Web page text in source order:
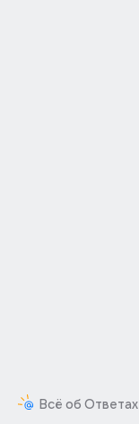
Всё об Ответах